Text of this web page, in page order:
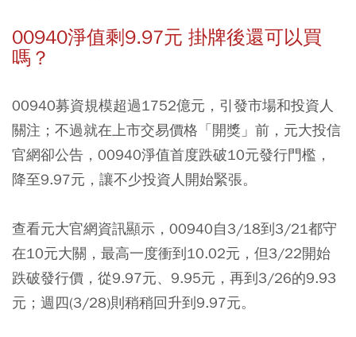
00940淨值剩9.97元 掛牌後還可以買
嗎？
00940募資規模超過1752億元，引發市場和投資人
關注；不過就在上市交易價格「開獎」前，元大投信
官網卻公告，00940淨值首度跌破10元發行門檻，
降至9.97元，讓不少投資人開始緊張。
查看元大官網資訊顯示，00940自3/18到3/21都守
在10元大關，最高一度衝到10.02元，但3/22開始
跌破發行價，從9.97元、9.95元，再到3/26的9.93
元；週四(3/28)則稍稍回升到9.97元。